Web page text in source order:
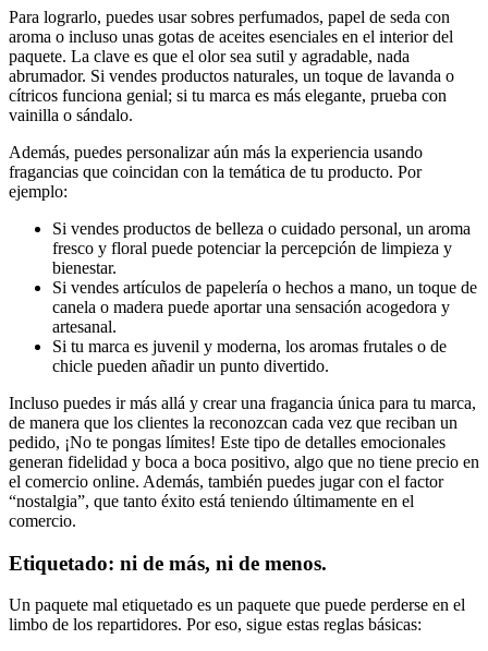
Para lograrlo, puedes usar sobres perfumados, papel de seda con
aroma o incluso unas gotas de aceites esenciales en el interior del
paquete. La clave es que el olor sea sutil y agradable, nada
abrumador. Si vendes productos naturales, un toque de lavanda o
cítricos funciona genial; si tu marca es más elegante, prueba con
vainilla o sándalo.
Además, puedes personalizar aún más la experiencia usando
fragancias que coincidan con la temática de tu producto. Por
ejemplo:
Si vendes productos de belleza o cuidado personal, un aroma
fresco y floral puede potenciar la percepción de limpieza y
bienestar.
Si vendes artículos de papelería o hechos a mano, un toque de
canela o madera puede aportar una sensación acogedora y
artesanal.
Si tu marca es juvenil y moderna, los aromas frutales o de
chicle pueden añadir un punto divertido.
Incluso puedes ir más allá y crear una fragancia única para tu marca,
de manera que los clientes la reconozcan cada vez que reciban un
pedido, ¡No te pongas límites! Este tipo de detalles emocionales
generan fidelidad y boca a boca positivo, algo que no tiene precio en
el comercio online. Además, también puedes jugar con el factor
“nostalgia”, que tanto éxito está teniendo últimamente en el
comercio.
Etiquetado: ni de más, ni de menos.
Un paquete mal etiquetado es un paquete que puede perderse en el
limbo de los repartidores. Por eso, sigue estas reglas básicas: